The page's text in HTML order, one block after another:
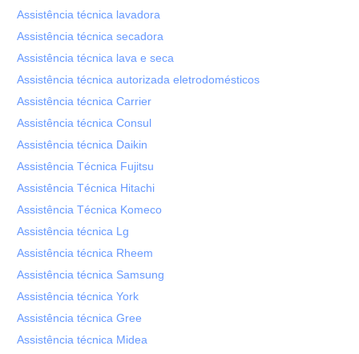
Assistência técnica lavadora
Assistência técnica secadora
Assistência técnica lava e seca
Assistência técnica autorizada eletrodomésticos
Assistência técnica Carrier
Assistência técnica Consul
Assistência técnica Daikin
Assistência Técnica Fujitsu
Assistência Técnica Hitachi
Assistência Técnica Komeco
Assistência técnica Lg
Assistência técnica Rheem
Assistência técnica Samsung
Assistência técnica York
Assistência técnica Gree
Assistência técnica Midea